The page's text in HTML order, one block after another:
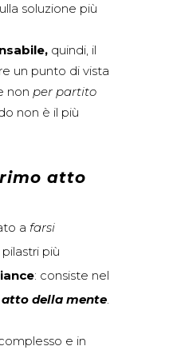
soluzione più
quindi, il
un punto di vista
non per partito
non è il più
atto
a farsi
più
: consiste nel
della mente.
e in